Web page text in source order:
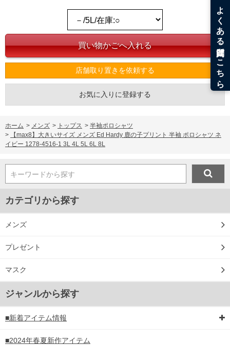
返品交換希望の方は、商品到着後1週間以内にご連絡ください。
下着(肌着)やワイシャツは商品の性質上、返品交換不可とさせて頂いております。予め
ご了承くださいませ。
※【ボトムの裾上げをご希望の場合】
裾上げ料金は500円+税となります。
備考欄に股下●cmとご記入下さい。（裾上げ無料対象商品は1本につき税込6,000円以
上の品が対象。1本5,999円以下の商品は有料（500円+税）となります。）
いている、極端なデザインが施されている等)
※商品によって若干のサイズの誤差がございます。また、お客様がご使用の環境（コ
※当店での掲載商品は、実店鋪と在庫を共用しておりますので店頭での売り違い、店
舗からのお取り寄せ等により、お客様にご迷惑をお掛けしてしまう場合がございま
す。そのようなことがない様最大限に努めておりますが、もしあった場合速やかにご
店舗取り置きを依頼する
お気に入りに登録する
ホーム > メンズ > トップス > 半袖ポロシャツ
>
【max8】大きいサイズ メンズ Ed Hardy 鹿の子プリント 半袖 ポロシャツ ネ
イビー 1278-4516-1 3L 4L 5L 6L 8L
キーワードから探す
カテゴリから探す
メンズ
プレゼント
マスク
ジャンルから探す
■新着アイテム情報
■2024年春夏新作アイテム